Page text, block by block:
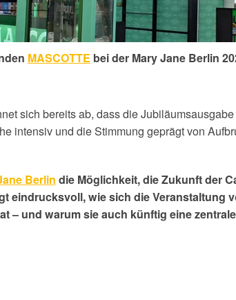
MASCOTTE bei der Mary Jane Berlin
sich bereits ab, dass die
intensiv und die Stimmung geprägt von
Berlin die Möglichkeit, die Zukunft der
eindrucksvoll, wie sich die Veranstaltung
– und warum sie auch künftig eine